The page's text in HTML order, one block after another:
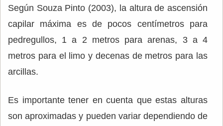
Según Souza Pinto (2003), la altura de ascensión
capilar máxima es de pocos centímetros para
pedregullos, 1 a 2 metros para arenas, 3 a 4
metros para el limo y decenas de metros para las
arcillas.
Es importante tener en cuenta que estas alturas
son aproximadas y pueden variar dependiendo de